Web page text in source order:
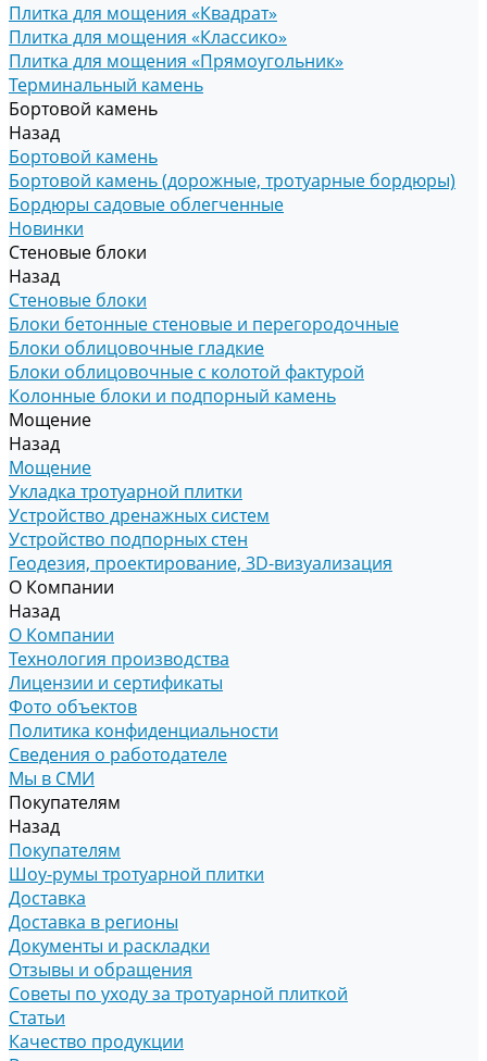
Плитка для мощения «Квадрат»
Плитка для мощения «Классико»
Плитка для мощения «Прямоугольник»
Терминальный камень
Бортовой камень
Назад
Бортовой камень
Бортовой камень (дорожные, тротуарные бордюры)
Бордюры садовые облегченные
Новинки
Стеновые блоки
Назад
Стеновые блоки
Блоки бетонные стеновые и перегородочные
Блоки облицовочные гладкие
Блоки облицовочные с колотой фактурой
Колонные блоки и подпорный камень
Мощение
Назад
Мощение
Укладка тротуарной плитки
Устройство дренажных систем
Устройство подпорных стен
Геодезия, проектирование, 3D-визуализация
О Компании
Назад
О Компании
Технология производства
Лицензии и сертификаты
Фото объектов
Политика конфиденциальности
Сведения о работодателе
Мы в СМИ
Покупателям
Назад
Покупателям
Шоу-румы тротуарной плитки
Доставка
Доставка в регионы
Документы и раскладки
Отзывы и обращения
Советы по уходу за тротуарной плиткой
Статьи
Качество продукции